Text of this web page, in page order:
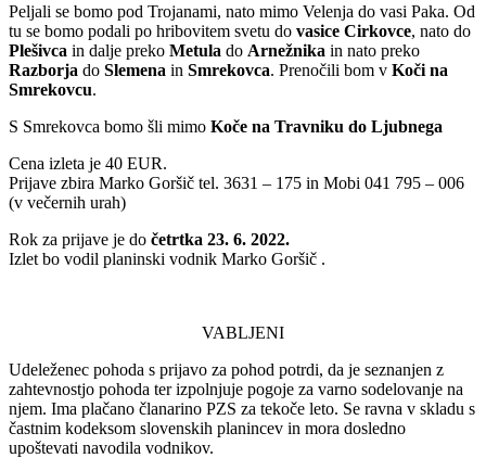
Peljali se bomo pod Trojanami, nato mimo Velenja do vasi Paka. Od
tu se bomo podali po hribovitem svetu do vasice Cirkovce, nato do
Plešivca in dalje preko Metula do Arnežnika in nato preko
Razborja do Slemena in Smrekovca. Prenočili bom v Koči na
Smrekovcu.
S Smrekovca bomo šli mimo Koče na Travniku do Ljubnega
Cena izleta je 40 EUR.
Prijave zbira Marko Goršič tel. 3631 – 175 in Mobi 041 795 – 006
(v večernih urah)
Rok za prijave je do četrtka 23. 6. 2022.
Izlet bo vodil planinski vodnik Marko Goršič .
VABLJENI
Udeleženec pohoda s prijavo za pohod potrdi, da je seznanjen z
zahtevnostjo pohoda ter izpolnjuje pogoje za varno sodelovanje na
njem. Ima plačano članarino PZS za tekoče leto. Se ravna v skladu s
častnim kodeksom slovenskih planincev in mora dosledno
upoštevati navodila vodnikov.